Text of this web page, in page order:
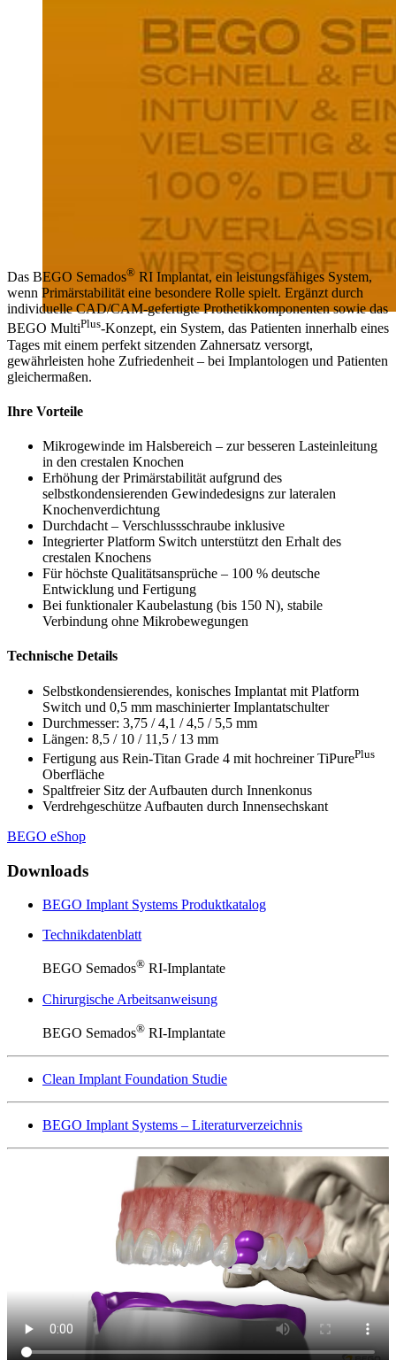
Das BEGO Semados® RI Implantat, ein leistungsfähiges System,
wenn Primärstabilität eine besondere Rolle spielt. Ergänzt durch
individuelle CAD/CAM-gefertigte Prothetikkomponenten sowie das
BEGO MultiPlus-Konzept, ein System, das Patienten innerhalb eines
Tages mit einem perfekt sitzenden Zahnersatz versorgt,
gewährleisten hohe Zufriedenheit – bei Implantologen und Patienten
gleichermaßen.
Ihre Vorteile
Mikrogewinde im Halsbereich – zur besseren Lasteinleitung
in den crestalen Knochen
Erhöhung der Primärstabilität aufgrund des
selbstkondensierenden Gewindedesigns zur lateralen
Knochenverdichtung
Durchdacht – Verschlussschraube inklusive
Integrierter Platform Switch unterstützt den Erhalt des
crestalen Knochens
Für höchste Qualitätsansprüche – 100 % deutsche
Entwicklung und Fertigung
Bei funktionaler Kaubelastung (bis 150 N), stabile
Verbindung ohne Mikrobewegungen
Technische Details
Selbstkondensierendes, konisches Implantat mit Platform
Switch und 0,5 mm maschinierter Implantatschulter
Durchmesser: 3,75 / 4,1 / 4,5 / 5,5 mm
Längen: 8,5 / 10 / 11,5 / 13 mm
Fertigung aus Rein-Titan Grade 4 mit hochreiner TiPurePlus
Oberfläche
Spaltfreier Sitz der Aufbauten durch Innenkonus
Verdrehgeschütze Aufbauten durch Innensechskant
BEGO eShop
Downloads
BEGO Implant Systems Produktkatalog
Technikdatenblatt
BEGO Semados® RI-Implantate
Chirurgische Arbeitsanweisung
BEGO Semados® RI-Implantate
Clean Implant Foundation Studie
BEGO Implant Systems – Literaturverzeichnis